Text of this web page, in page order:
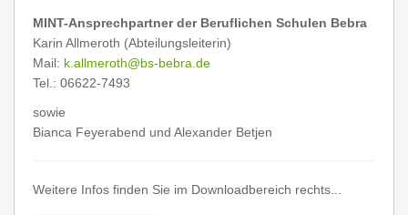
MINT-Ansprechpartner der Beruflichen Schulen Bebra
Karin Allmeroth (Abteilungsleiterin)
Mail: k.allmeroth@bs-bebra.de
Tel.: 06622-7493
sowie
Bianca Feyerabend und Alexander Betjen
Weitere Infos finden Sie im Downloadbereich rechts...